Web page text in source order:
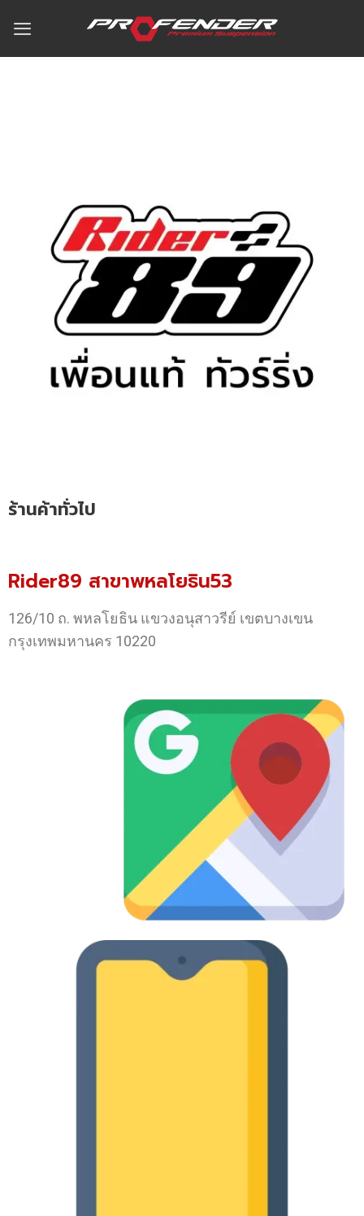
ร้านค้าทั่วไป
Rider89 สาขาพหลโยธิน53
126/10 ถ. พหลโยธิน แขวงอนุสาวรีย์ เขตบางเขน
กรุงเทพมหานคร 10220